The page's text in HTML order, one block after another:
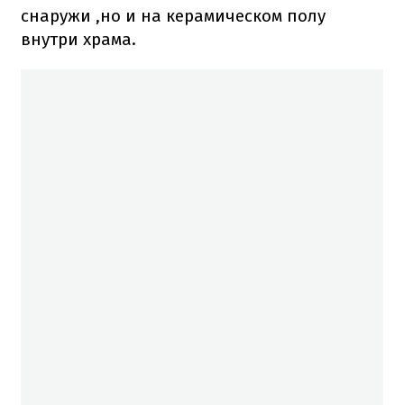
снаружи ,но и на керамическом полу
внутри храма.